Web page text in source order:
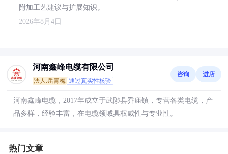
附加工艺建议与扩展知识。
2026年8月4日
河南鑫峰电缆有限公司
法人:岳青梅 通过真实性核验
咨询 进店
河南鑫峰电缆，2017年成立于武陟县乔庙镇，专营各类电缆，产
品多样，经验丰富，在电缆领域具权威性与专业性。
热门文章